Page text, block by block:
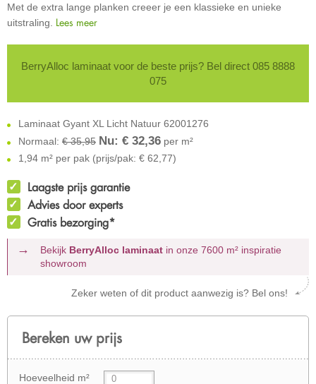
Met de extra lange planken creeer je een klassieke en unieke
uitstraling. Lees meer
BerryAlloc laminaat voor de beste prijs? Bel direct 085 8888
075
Laminaat Gyant XL Licht Natuur 62001276
Normaal: € 35,95 Nu: € 32,36 per m²
1,94 m² per pak (prijs/pak: € 62,77)
Laagste prijs garantie
Advies door experts
Gratis bezorging*
Bekijk BerryAlloc laminaatin onze 7600 m² inspiratie
showroom
Zeker weten of dit product aanwezig is? Bel ons!
Bereken uw prijs
Hoeveelheid m²